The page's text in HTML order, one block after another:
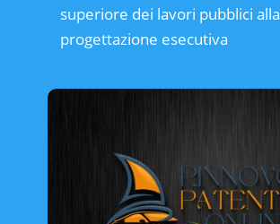
superiore dei lavori pubblici alla
progettazione esecutiva